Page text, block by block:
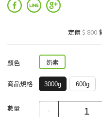
定價$ 800
顏色 奶素
商品規格 3000g 600g
數量 -